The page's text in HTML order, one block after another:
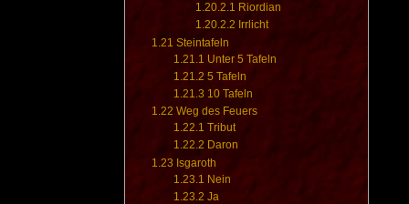
1.20.2.1 Riordian
1.20.2.2 Irrlicht
1.21 Steintafeln
1.21.1 Unter 5 Tafeln
1.21.2 5 Tafeln
1.21.3 10 Tafeln
1.22 Weg des Feuers
1.22.1 Tribut
1.22.2 Daron
1.23 Isgaroth
1.23.1 Nein
1.23.2 Ja